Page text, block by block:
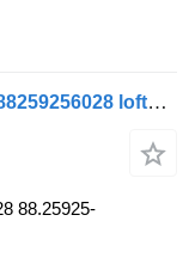
MAN LIONS CITY A23 (01.96-12.11) 88259256028 loftslampe til MAN Lion's bus (1991-)
88.25925-